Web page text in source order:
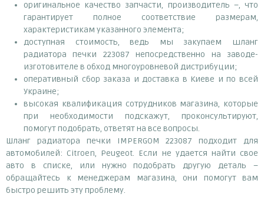
оригинальное качество запчасти, производитель –, что
гарантирует полное соответствие размерам,
характеристикам указанного элемента;
доступная стоимость, ведь мы закупаем шланг
радиатора печки 223087 непосредственно на заводе-
изготовителе в обход многоуровневой дистрибуции;
оперативный сбор заказа и доставка в Киеве и по всей
Украине;
высокая квалификация сотрудников магазина, которые
при необходимости подскажут, проконсультируют,
помогут подобрать, ответят на все вопросы.
Шланг радиатора печки IMPERGOM 223087 подходит для
автомобилей: Citroen, Peugeot. Если не удается найти свое
авто в списке, или нужно подобрать другую деталь –
обращайтесь к менеджерам магазина, они помогут вам
быстро решить эту проблему.